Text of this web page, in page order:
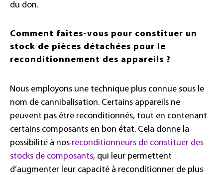
du don.
Comment faites-vous pour constituer un
stock de pièces détachées pour le
reconditionnement des appareils ?
Nous employons une technique plus connue sous le
nom de cannibalisation. Certains appareils ne
peuvent pas être reconditionnés, tout en contenant
certains composants en bon état. Cela donne la
possibilité à nos reconditionneurs de constituer des
stocks de composants, qui leur permettent
d’augmenter leur capacité à reconditionner de plus